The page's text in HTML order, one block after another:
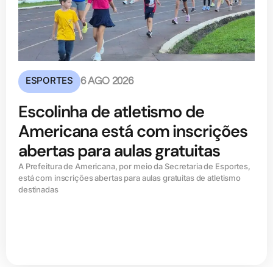
ESPORTES 6 AGO 2026
Escolinha de atletismo de
Americana está com inscrições
abertas para aulas gratuitas
A Prefeitura de Americana, por meio da Secretaria de Esportes,
está com inscrições abertas para aulas gratuitas de atletismo
destinadas